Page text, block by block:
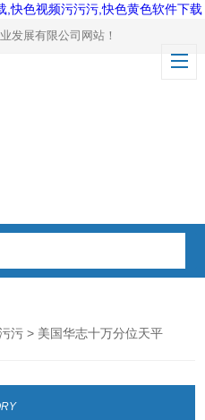
,快色视频污污污,快色黄色软件下载
发展有限公司网站！
污 > 美国华志十万分位天平